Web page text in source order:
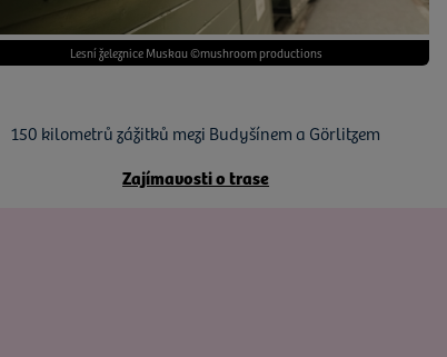
Lesní železnice Muskau ©mushroom productions
150 kilometrů zážitků mezi Budyšínem a Görlitzem
Zajímavosti o trase